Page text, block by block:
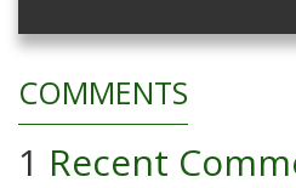
COMMENTS
1 Recent